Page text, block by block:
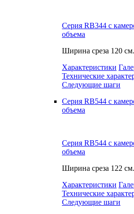
Серия RB344 с
объема
Ширина среза 120 см.
Характеристики
Технические
Следующие шаги
Серия RB544 с
объема
Серия RB544 с
объема
Ширина среза 122 см.
Характеристики
Технические
Следующие шаги